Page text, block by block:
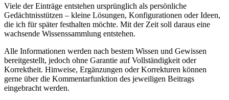
Viele der Einträge entstehen ursprünglich als persönliche
Gedächtnisstützen – kleine Lösungen, Konfigurationen oder Ideen,
die ich für später festhalten möchte. Mit der Zeit soll daraus eine
wachsende Wissenssammlung entstehen.
Alle Informationen werden nach bestem Wissen und Gewissen
bereitgestellt, jedoch ohne Garantie auf Vollständigkeit oder
Korrektheit. Hinweise, Ergänzungen oder Korrekturen können
gerne über die Kommentarfunktion des jeweiligen Beitrags
eingebracht werden.